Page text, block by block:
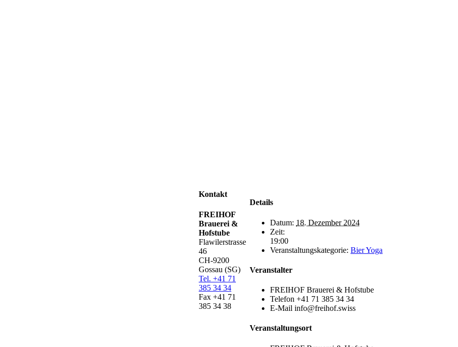
Details
Datum: 18. Dezember 2024
Zeit:
19:00
Veranstaltungskategorie: Bier Yoga
Veranstalter
FREIHOF Brauerei & Hofstube
Telefon +41 71 385 34 34
E-Mail info@freihof.swiss
Veranstaltungsort
Kontakt
FREIHOF
Brauerei &
Hofstube
Flawilerstrasse
46
CH-9200
Gossau (SG)
Tel. +41 71
385 34 34
Fax +41 71
385 34 38